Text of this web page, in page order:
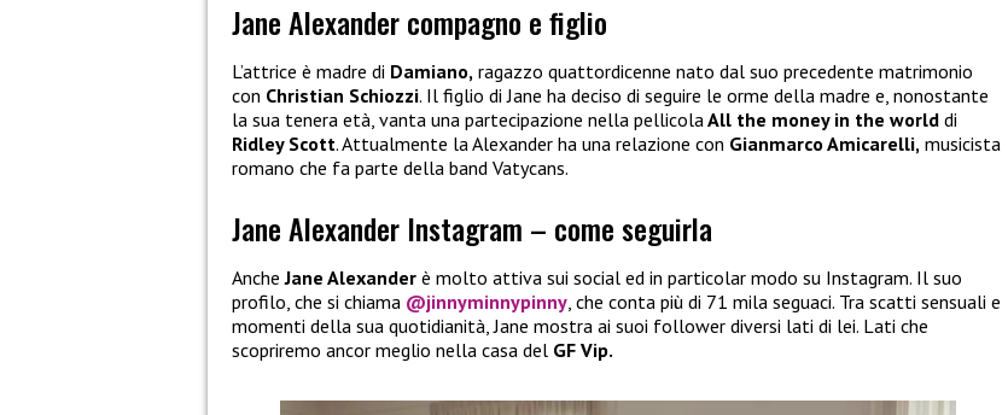
Jane Alexander compagno e figlio
L’attrice è madre di Damiano, ragazzo quattordicenne nato dal suo precedente matrimonio
con Christian Schiozzi. Il figlio di Jane ha deciso di seguire le orme della madre e, nonostante
la sua tenera età, vanta una partecipazione nella pellicola All the money in the world di
Ridley Scott. Attualmente la Alexander ha una relazione con Gianmarco Amicarelli, musicista
romano che fa parte della band Vatycans.
Jane Alexander Instagram – come seguirla
Anche Jane Alexander è molto attiva sui social ed in particolar modo su Instagram. Il suo
profilo, che si chiama @jinnyminnypinny, che conta più di 71 mila seguaci. Tra scatti sensuali e
momenti della sua quotidianità, Jane mostra ai suoi follower diversi lati di lei. Lati che
scopriremo ancor meglio nella casa del GF Vip.